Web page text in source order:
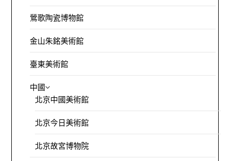
鶯歌陶瓷博物館
金山朱銘美術館
臺東美術館
中國
北京中國美術館
北京今日美術館
北京故宮博物院